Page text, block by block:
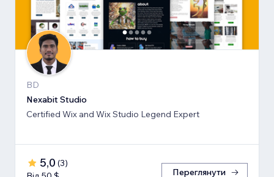
BD
Nexabit Studio
Certified Wix and Wix Studio Legend Expert
5,0 (3)
Переглянути